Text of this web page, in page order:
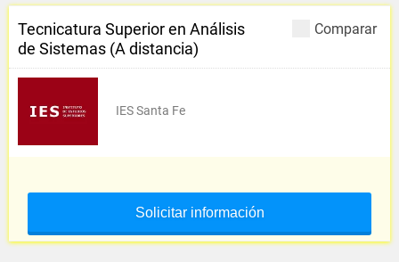
Comparar
Tecnicatura Superior en Análisis
de Sistemas (A distancia)
IES Santa Fe
Solicitar información